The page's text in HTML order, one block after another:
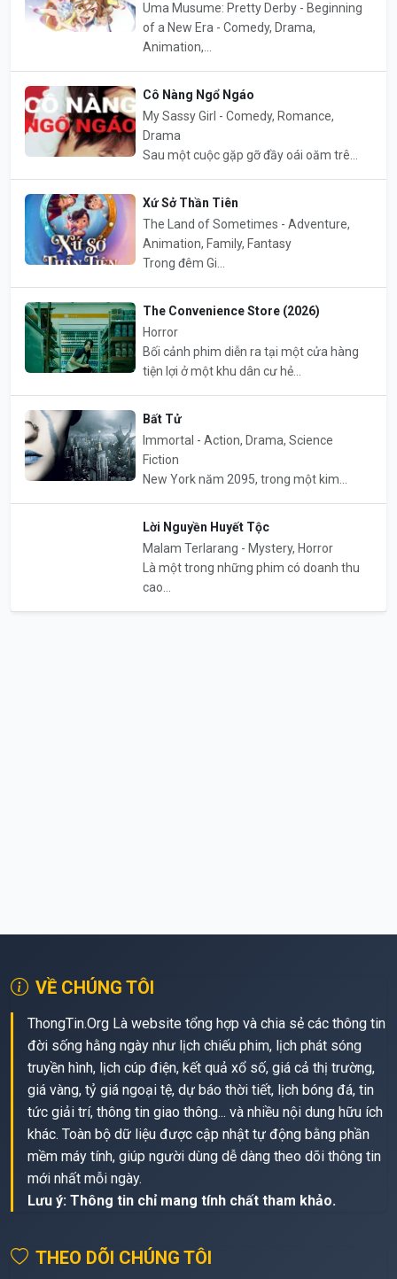
Uma Musume: Pretty Derby - Beginning
of a New Era - Comedy, Drama,
Animation,...
Cô Nàng Ngổ Ngáo
My Sassy Girl - Comedy, Romance,
Drama
Sau một cuộc gặp gỡ đầy oái oăm trê...
Xứ Sở Thần Tiên
The Land of Sometimes - Adventure,
Animation, Family, Fantasy
Trong đêm Gi...
The Convenience Store (2026)
Horror
Bối cảnh phim diễn ra tại một cửa hàng
tiện lợi ở một khu dân cư hẻ...
Bất Tử
Immortal - Action, Drama, Science
Fiction
New York năm 2095, trong một kim...
Lời Nguyền Huyết Tộc
Malam Terlarang - Mystery, Horror
Là một trong những phim có doanh thu
cao...
VỀ CHÚNG TÔI
ThongTin.Org Là website tổng hợp và chia sẻ các thông tin
đời sống hằng ngày như lịch chiếu phim, lịch phát sóng
truyền hình, lịch cúp điện, kết quả xổ số, giá cả thị trường,
giá vàng, tỷ giá ngoại tệ, dự báo thời tiết, lịch bóng đá, tin
tức giải trí, thông tin giao thông... và nhiều nội dung hữu ích
khác. Toàn bộ dữ liệu được cập nhật tự động bằng phần
mềm máy tính, giúp người dùng dễ dàng theo dõi thông tin
mới nhất mỗi ngày.
Lưu ý: Thông tin chỉ mang tính chất tham khảo.
THEO DÕI CHÚNG TÔI